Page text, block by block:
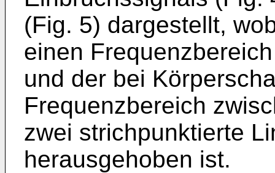
(Fig. 5) dargestellt,
einen
und der bei
Frequenzbereich
zwei strichpunktierte
herausgehoben ist.